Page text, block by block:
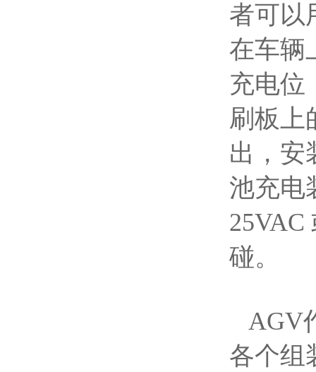
者可以
在车辆
充电位
刷板上
出，安
池充电
碰。
AGV
各个组